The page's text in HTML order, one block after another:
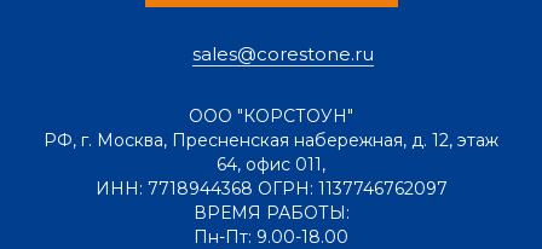
sales@corestone.ru
ООО "КОРСТОУН"
РФ, г. Москва, Пресненская набережная, д. 12, этаж
64, офис 011,
ИНН: 7718944368 ОГРН: 1137746762097
ВРЕМЯ РАБОТЫ:
Пн-Пт: 9.00-18.00